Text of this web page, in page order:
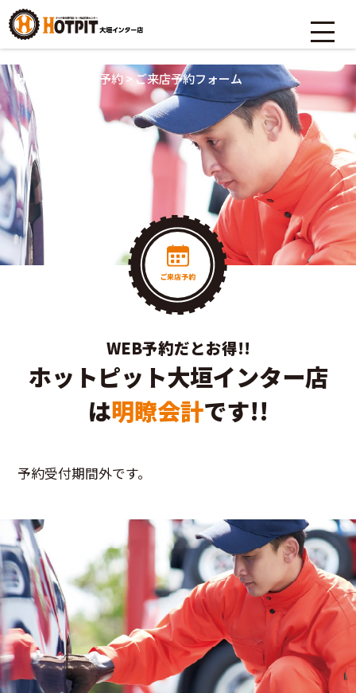
HOME ご来店予約>ご来店予約フォーム
WEB予約だとお得!!
ホットピット大垣インター店
は明瞭会計です!!
予約受付期間外です。